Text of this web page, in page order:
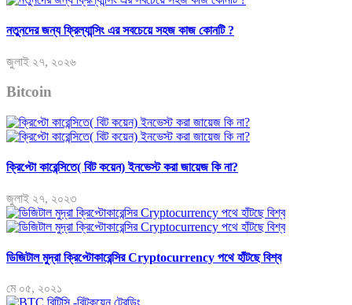
নতুনদের জন্য ফ্রিল্যান্সিং এর সবচেয়ে সহজ কাজ কোনটি ?
জুলাই ২৭, ২০২৬
Bitcoin
ক্রিপ্টো কারেন্সিতে( বিট কয়েন) ইনভেস্ট করা জায়েজ কি না?
জুলাই ২৭, ২০২৩
ডিজিটাল মুদ্রা ক্রিপ্টোকারেন্সির Cryptocurrency পথে হাঁটছে বিশ্ব
মে ০৫, ২০২১